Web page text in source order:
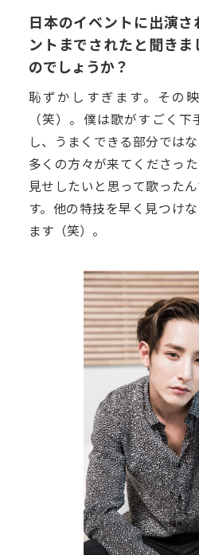
日本のイベントに出演
ントまでされたと聞き
のでしょうか？
恥ずかしすぎます。その
（笑）。僕は歌がすごく
し、うまくできる部分では
多くの方々が来てくださっ
見せしたいと思って歌った
す。他の特技を早く見つけ
ます（笑）。